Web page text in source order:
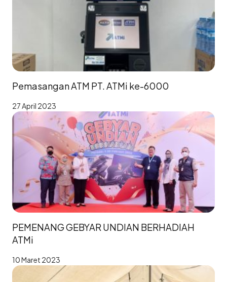
Pemasangan ATM PT. ATMi ke-6000
27 April 2023
PEMENANG GEBYAR UNDIAN BERHADIAH
ATMi
10 Maret 2023